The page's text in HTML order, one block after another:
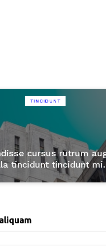
TINCIDUNT
cursus rutrum
tincidunt tincidunt mi.